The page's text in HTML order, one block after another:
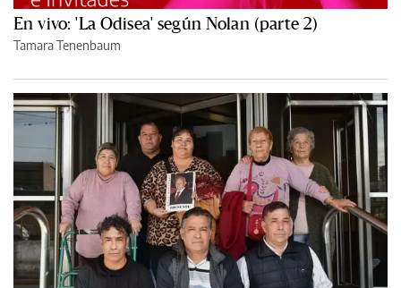
En vivo: 'La Odisea' según Nolan (parte 2)
Tamara Tenenbaum